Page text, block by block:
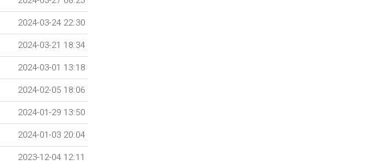
2024-03-24 22:30
2024-03-21 18:34
2024-03-01 13:18
2024-02-05 18:06
2024-01-29 13:50
2024-01-03 20:04
2023-12-04 12:11